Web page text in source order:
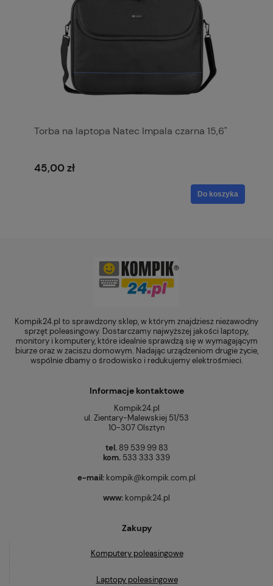
Torba na laptopa Natec Impala czarna 15,6"
45,00 zł
Do koszyka
Kompik24.pl to sprawdzony sklep, w którym znajdziesz niezawodny
sprzęt poleasingowy. Dostarczamy najwyższej jakości laptopy,
monitory i komputery, które idealnie sprawdzą się w wymagającym
biurze oraz w zaciszu domowym. Nadając urządzeniom drugie życie,
wspólnie dbamy o środowisko i redukujemy elektrośmieci.
Informacje kontaktowe
Kompik24.pl
ul. Zientary-Malewskiej 51/53
10-307 Olsztyn
tel. 89 539 99 83
kom. 533 333 339
e-mail: kompik@kompik.com.pl
www: kompik24.pl
Zakupy
Komputery poleasingowe
Laptopy poleasingowe